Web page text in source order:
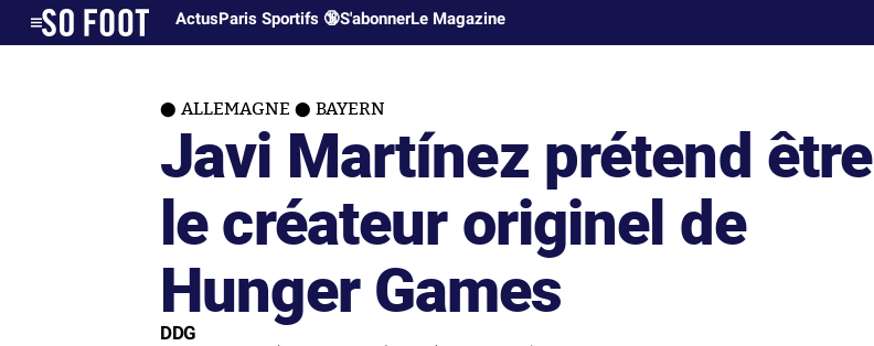
ActusParis Sportifs 🔞S'abonnerLe Magazine
ALLEMAGNE BAYERN
Javi Martínez prétend être
le créateur originel de
Hunger Games
DDG